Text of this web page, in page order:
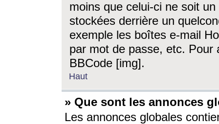
moins que celui-ci ne soit
stockées derrière un
exemple les boîtes e-mail
par mot de passe, etc. Pour
BBCode [img].
Haut
» Que sont les annonces
Les annonces globales